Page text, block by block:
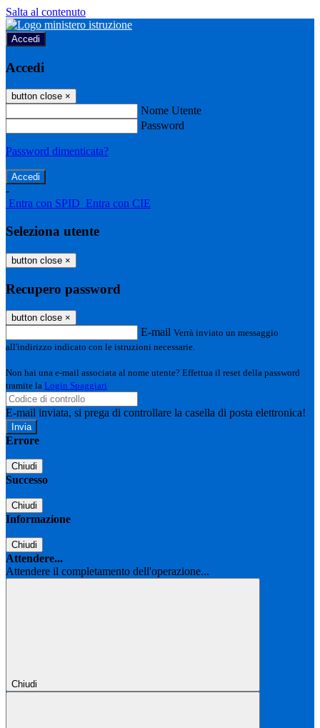
Salta al contenuto
Accedi
Accedi
button close ×
Nome Utente
Password
Password dimenticata?
-
Entra con SPID Entra con CIE
Seleziona utente
button close ×
Recupero password
button close ×
E-mail Verrà inviato un messaggio
all'indirizzo indicato con le istruzioni necessarie.
Non hai una e-mail associata al nome utente? Effettua il reset della password
tramite la Login Spaggiari
E-mail inviata, si prega di controllare la casella di posta elettronica!
Errore
Chiudi
Successo
Chiudi
Informazione
Chiudi
Attendere...
Attendere il completamento dell'operazione...
Chiudi